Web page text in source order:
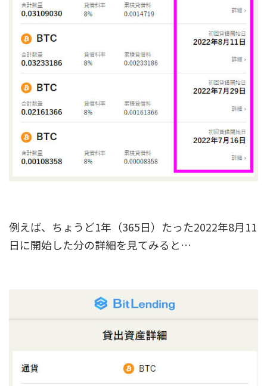
例えば、ちょうど1年（365日）たった2022年8月11
日に開始した分の詳細を見てみると…